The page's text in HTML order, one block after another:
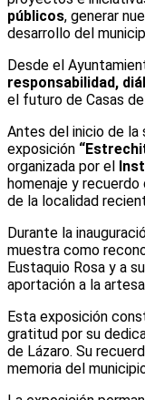
públicos, generar
desarrollo del
Desde el
responsabilidad,
el futuro de Casas
Antes del inicio de la
exposición
organizada por el
homenaje y recuerdo
de la localidad
Durante la
muestra como
Eustaquio Rosa y a
aportación a la
Esta exposición
gratitud por su
de Lázaro. Su
memoria del